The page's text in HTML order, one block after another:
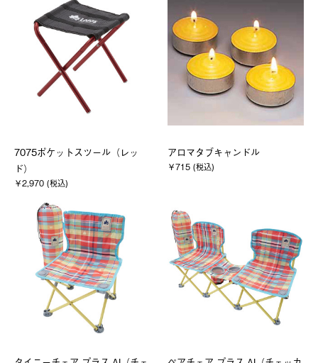
7075ポケットスツール（レッ
ド）
￥2,970 (税込)
アロマタブキャンドル
￥715 (税込)